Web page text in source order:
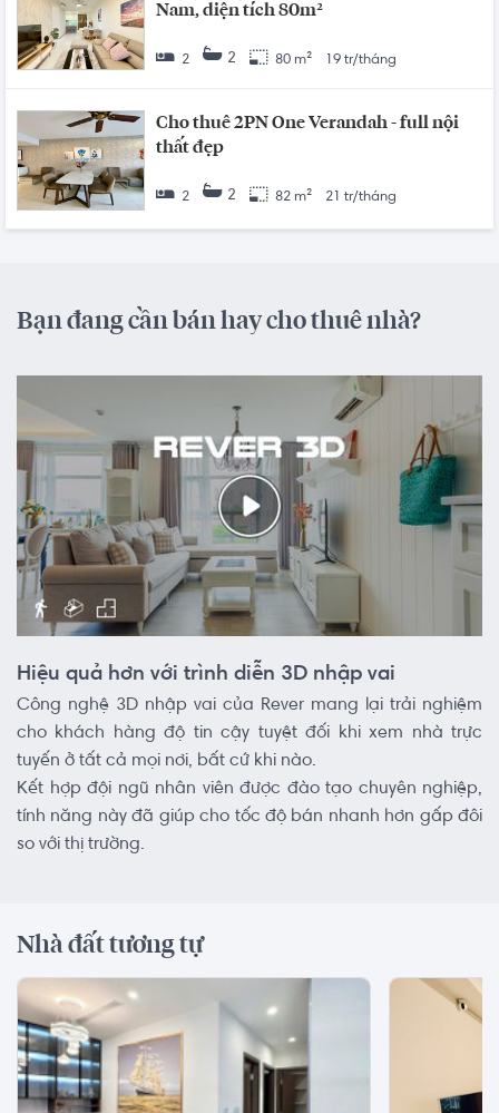
Nam, diện tích 80m²
2 2 80 m² 19 tr/tháng
Cho thuê 2PN One Verandah - full nội
thất đẹp
2 2 82 m² 21 tr/tháng
Bạn đang cần bán hay cho thuê nhà?
Hiệu quả hơn với trình diễn 3D nhập vai
Công nghệ 3D nhập vai của Rever mang lại trải nghiệm
cho khách hàng độ tin cậy tuyệt đối khi xem nhà trực
tuyến ở tất cả mọi nơi, bất cứ khi nào.
Kết hợp đội ngũ nhân viên được đào tạo chuyên nghiệp,
tính năng này đã giúp cho tốc độ bán nhanh hơn gấp đôi
so với thị trường.
Nhà đất tương tự